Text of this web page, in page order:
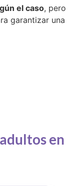
el caso, pero
garantizar una
en